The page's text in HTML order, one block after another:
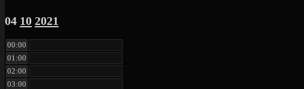
04 10 2021
00:00
01:00
02:00
03:00